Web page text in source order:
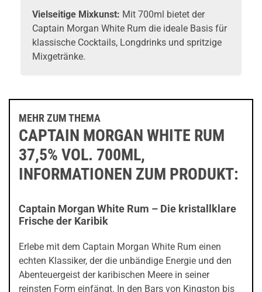
Vielseitige Mixkunst: Mit 700ml bietet der
Captain Morgan White Rum die ideale Basis für
klassische Cocktails, Longdrinks und spritzige
Mixgetränke.
MEHR ZUM THEMA
CAPTAIN MORGAN WHITE RUM
37,5% VOL. 700ML,
INFORMATIONEN ZUM PRODUKT:
Captain Morgan White Rum – Die kristallklare
Frische der Karibik
Erlebe mit dem Captain Morgan White Rum einen
echten Klassiker, der die unbändige Energie und den
Abenteuergeist der karibischen Meere in seiner
reinsten Form einfängt. In den Bars von Kingston bis